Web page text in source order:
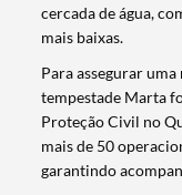
cercada de água,
mais baixas.
Para assegurar
tempestade Marta
Proteção Civil no
mais de 50
garantindo